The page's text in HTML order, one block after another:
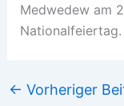
Medwedew am
Nationalfeiertag.
← Vorheriger